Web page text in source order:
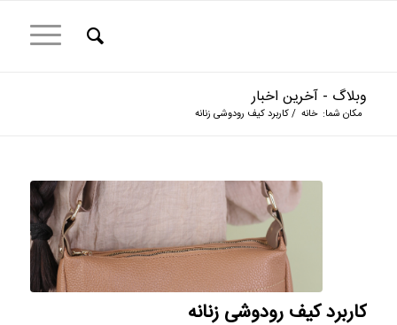
وبلاگ - آخرین اخبار
مکان شما: خانه /کاربرد کیف رودوشی زنانه
کاربرد کیف رودوشی زنانه